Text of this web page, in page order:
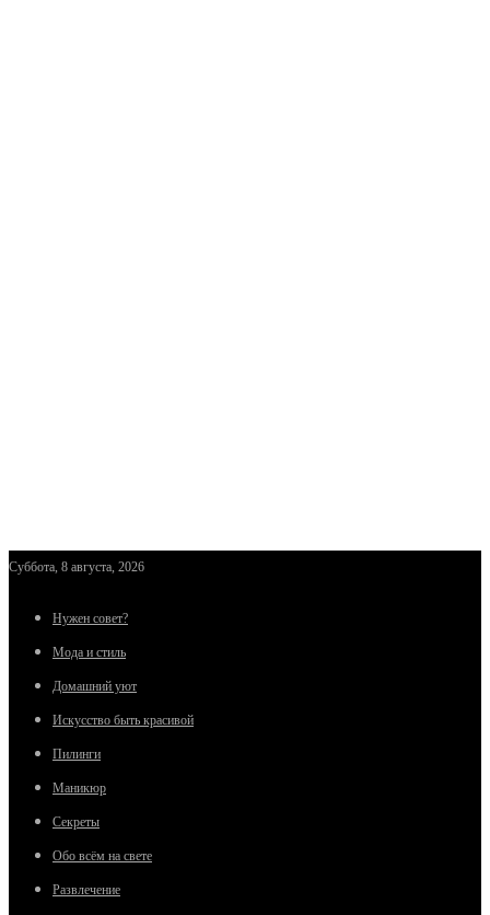
Суббота, 8 августа, 2026
Нужен совет?
Мода и стиль
Домашний уют
Искусство быть красивой
Пилинги
Маникюр
Секреты
Обо всём на свете
Развлечение